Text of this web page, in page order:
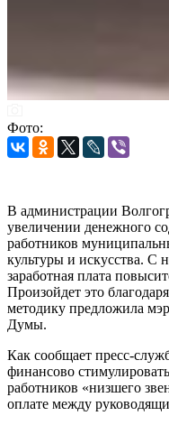
Фото:
В администрации
увеличении денежного
работников
культуры и искусства. С
заработная плата
Произойдет это
методику предложила
Думы.
Как сообщает пресс-
финансово
работников «низшего
оплате между